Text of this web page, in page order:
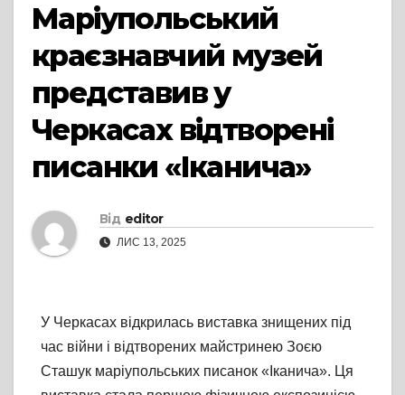
Маріупольський
краєзнавчий музей
представив у
Черкасах відтворені
писанки «Іканича»
Від editor
ЛИС 13, 2025
У Черкасах відкрилась виставка знищених під
час війни і відтворених майстринею Зоєю
Сташук маріупольських писанок «Іканича». Ця